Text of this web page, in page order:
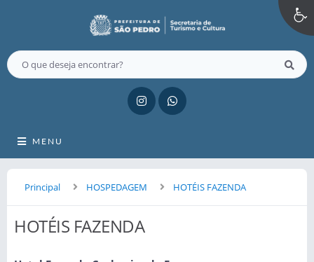
MENU
Principal HOSPEDAGEM HOTÉIS FAZENDA
HOTÉIS FAZENDA